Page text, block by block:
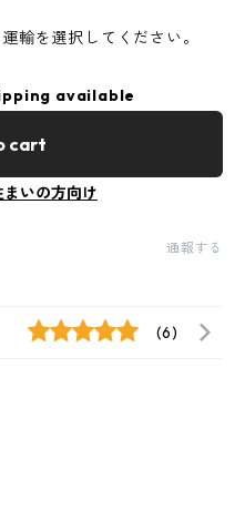
輸を選択してください。
available
cart
いの方向け
通報する
(6)